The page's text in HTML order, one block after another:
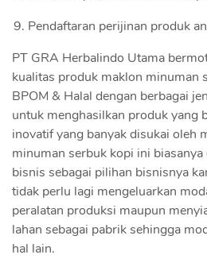
Pendaftaran perijinan produk
PT GRA Herbalindo Utama
kualitas produk maklon minuman
BPOM & Halal dengan berbagai
untuk menghasilkan produk yang
inovatif yang banyak disukai oleh
minuman serbuk kopi ini
bisnis sebagai pilihan bisnisnya
tidak perlu lagi mengeluarkan
peralatan produksi maupun
lahan sebagai pabrik sehingga
hal lain.